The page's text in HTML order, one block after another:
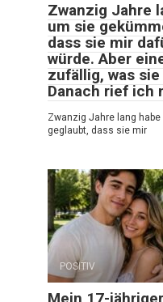
Zwanzig Jahre
um sie
dass sie mir
würde. Aber
zufällig, was
Danach rief ich
Zwanzig Jahre lang
geglaubt, dass sie mir
POSITIV